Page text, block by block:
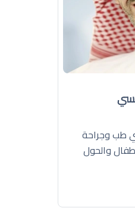
طب وجراحة
والحول